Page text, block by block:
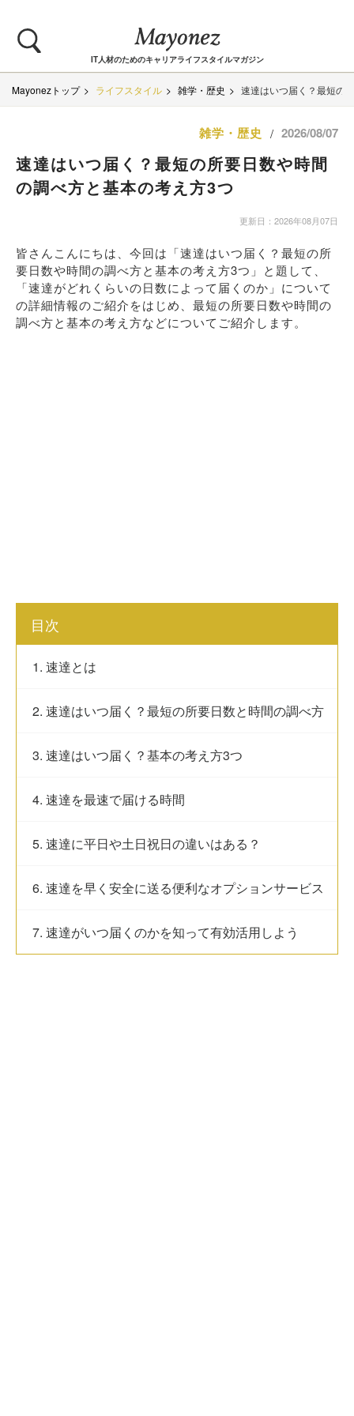
IT人材のためのキャリアライフスタイルマガジン
Mayonezトップ ライフスタイル 雑学・歴史 速達はいつ届く？最短の
雑学・歴史 / 2026/08/07
速達はいつ届く？最短の所要日数や時間
の調べ方と基本の考え方3つ
更新日：2026年08月07日
皆さんこんにちは、今回は「速達はいつ届く？最短の所
要日数や時間の調べ方と基本の考え方3つ」と題して、
「速達がどれくらいの日数によって届くのか」について
の詳細情報のご紹介をはじめ、最短の所要日数や時間の
調べ方と基本の考え方などについてご紹介します。
目次
1. 速達とは
2. 速達はいつ届く？最短の所要日数と時間の調べ方
3. 速達はいつ届く？基本の考え方3つ
4. 速達を最速で届ける時間
5. 速達に平日や土日祝日の違いはある？
6. 速達を早く安全に送る便利なオプションサービス
7. 速達がいつ届くのかを知って有効活用しよう